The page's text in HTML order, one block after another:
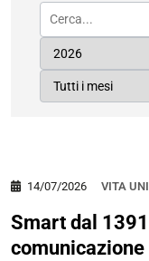
VITA
14/07/2026
Smart dal